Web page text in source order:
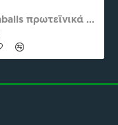
Adoraballs πρωτεϊνικά μπαλάκια choco praline delight 40γρ Nutree Χ.ΓΛ